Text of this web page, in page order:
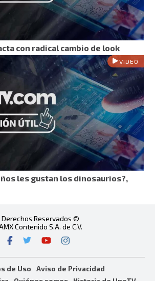
con radical cambio de look
VIDEO
les gustan los dinosaurios?,
Derechos Reservados ©
Contenido S.A. de C.V.
de Uso
Aviso de Privacidad